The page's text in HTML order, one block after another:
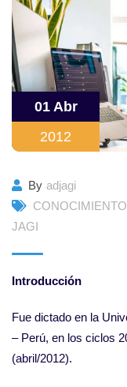
01 Abr
2012
By adjagi
CONOCIMIENTO
JAGI
Introducción
Fue dictado en la
– Perú, en los ciclos
(abril/2012).